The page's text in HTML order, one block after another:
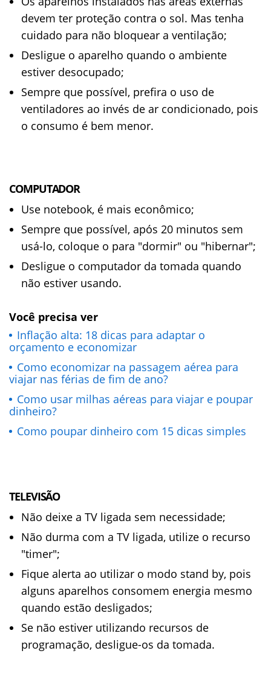
devem ter proteção contra o sol. Mas tenha
cuidado para não bloquear a ventilação;
Desligue o aparelho quando o ambiente
estiver desocupado;
Sempre que possível, prefira o uso de
ventiladores ao invés de ar condicionado, pois
o consumo é bem menor.
COMPUTADOR
Use notebook, é mais econômico;
Sempre que possível, após 20 minutos sem
usá-lo, coloque o para "dormir" ou "hibernar";
Desligue o computador da tomada quando
não estiver usando.
Você precisa ver
Inflação alta: 18 dicas para adaptar o
orçamento e economizar
Como economizar na passagem aérea para
viajar nas férias de fim de ano?
Como usar milhas aéreas para viajar e poupar
dinheiro?
Como poupar dinheiro com 15 dicas simples
TELEVISÃO
Não deixe a TV ligada sem necessidade;
Não durma com a TV ligada, utilize o recurso
"timer";
Fique alerta ao utilizar o modo stand by, pois
alguns aparelhos consomem energia mesmo
quando estão desligados;
Se não estiver utilizando recursos de
programação, desligue-os da tomada.